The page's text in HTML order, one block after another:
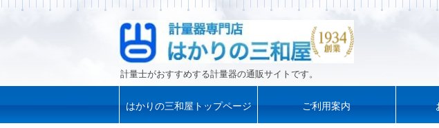
計量士がおすすめする計量器の通販サイトです。
はかりの三和屋トップページ ご利用案内